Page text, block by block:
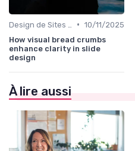
• 10/11/2025
How visual bread crumbs
enhance clarity in slide
design
À lire aussi